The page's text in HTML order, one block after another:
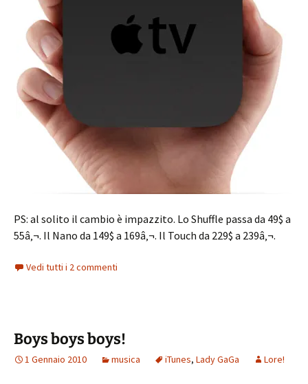
PS: al solito il cambio è impazzito. Lo Shuffle passa da 49$ a
55â‚¬. Il Nano da 149$ a 169â‚¬. Il Touch da 229$ a 239â‚¬.
Vedi tutti i 2 commenti
Boys boys boys!
1 Gennaio 2010 musica iTunes, Lady GaGa Lore!